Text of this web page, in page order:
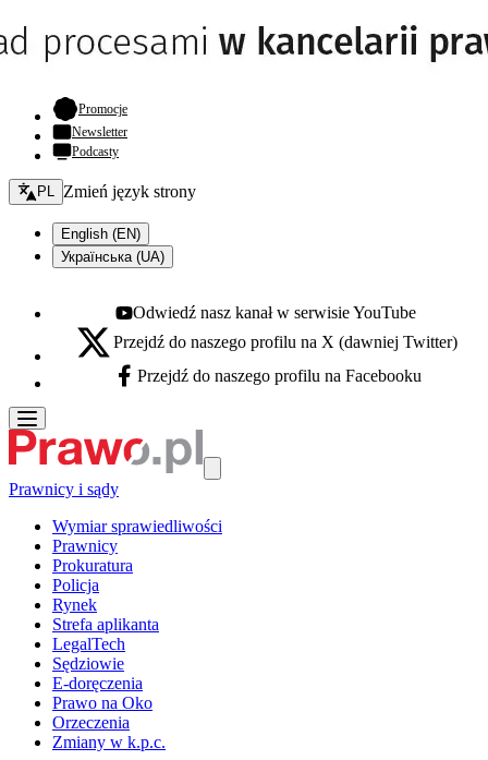
Promocje- otwiera się w nowej karcie
Newsletter
Podcasty
Zmień język - bieżący:
PL Zmień język strony
English (EN)
Українська (UA)
Youtube - otwiera się w nowej karcie
Odwiedź nasz kanał w serwisie YouTube
X - otwiera się w nowej karcie
Przejdź do naszego profilu na X (dawniej Twitter)
Facebook - otwiera się w nowej karcie
Przejdź do naszego profilu na Facebooku
Prawnicy i sądy
Wymiar sprawiedliwości
Prawnicy
Prokuratura
Policja
Rynek
Strefa aplikanta
LegalTech
Sędziowie
E-doręczenia
Prawo na Oko
Orzeczenia
Zmiany w k.p.c.